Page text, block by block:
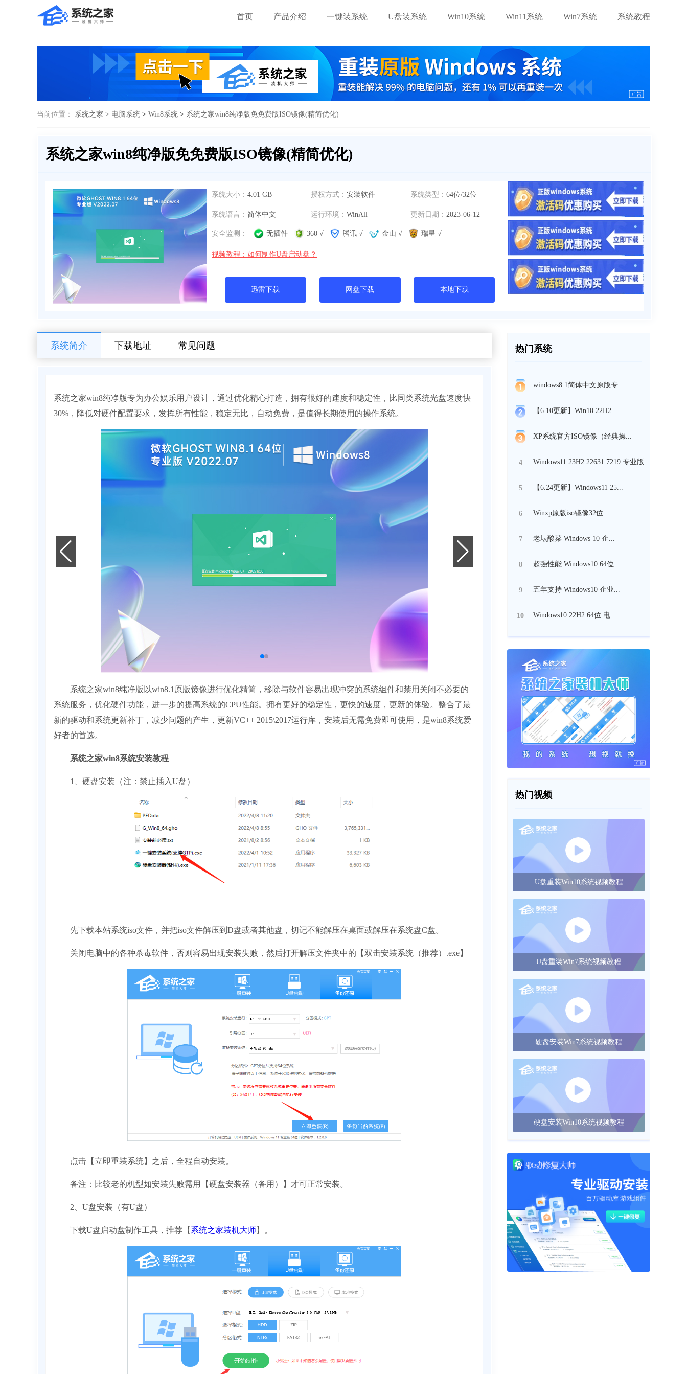
首页 产品介绍 一键装系统 U盘装系统 Win10系统 Win11系统 Win7系统 系统教程
当前位置： 系统之家 > 电脑系统 > Win8系统 > 系统之家win8纯净版免免费版ISO镜像(精简优化)
系统之家win8纯净版免免费版ISO镜像(精简优化)
系统大小： 4.01 GB 授权方式：安装软件 系统类型： 64位/32位
系统语言： 简体中文 运行环境：WinAll 更新日期： 2023-06-12
安全监测： 无插件 360 √ 腾讯 √ 金山 √ 瑞星 √
视频教程：如何制作U盘启动盘？
迅雷下载 网盘下载 本地下载
系统简介 下载地址 常见问题
系统之家win8纯净版专为办公娱乐用户设计，通过优化精心打造，拥有很好的速度和稳定性，比同类系统光盘速度快
30%，降低对硬件配置要求，发挥所有性能，稳定无比，自动免费，是值得长期使用的操作系统。
系统之家win8纯净版以win8.1原版镜像进行优化精简，移除与软件容易出现冲突的系统组件和禁用关闭不必要的
系统服务，优化硬件功能，进一步的提高系统的CPU性能。拥有更好的稳定性，更快的速度，更新的体验。整合了最
新的驱动和系统更新补丁，减少问题的产生，更新VC++ 2015\2017运行库，安装后无需免费即可使用，是win8系统爱
好者的首选。
系统之家win8系统安装教程
1、硬盘安装（注：禁止插入U盘）
先下载本站系统iso文件，并把iso文件解压到D盘或者其他盘，切记不能解压在桌面或解压在系统盘C盘。
关闭电脑中的各种杀毒软件，否则容易出现安装失败，然后打开解压文件夹中的【双击安装系统（推荐）.exe】
点击【立即重装系统】之后，全程自动安装。
备注：比较老的机型如安装失败需用【硬盘安装器（备用）】才可正常安装。
2、U盘安装（有U盘）
下载U盘启动盘制作工具，推荐【 系统之家装机大师】。
热门系统
windows8.1简体中文原版专...
【6.10更新】Win10 22H2 ...
XP系统官方ISO镜像（经典操...
4 Windows11 23H2 22631.7219 专业版
5 【6.24更新】Windows11 25...
6 Winxp原版iso镜像32位
7 老坛酸菜 Windows 10 企...
8 超强性能 Windows10 64位...
9 五年支持 Windows10 企业...
10 Windows10 22H2 64位 电...
热门视频
U盘重装Win10系统视频教程
U盘重装Win7系统视频教程
硬盘安装Win7系统视频教程
硬盘安装Win10系统视频教程